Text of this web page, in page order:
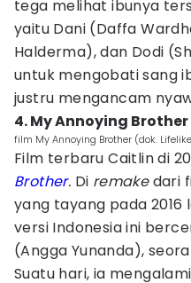
tega melihat ibunya
yaitu Dani (Daffa
Halderma), dan Dodi
untuk mengobati sang
justru mengancam
4. My Annoying Brother
film My Annoying Brother (dok.
Film terbaru Caitlin di
Brother. Di remakedari
yang tayang pada 2016
versi Indonesia ini
(Angga Yunanda),
Suatu hari, ia